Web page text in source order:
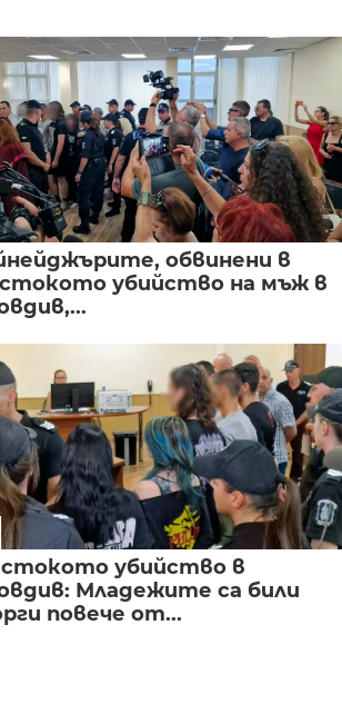
обвинени в
убийство на мъж в
убийство в
Младежите са били
повече от...